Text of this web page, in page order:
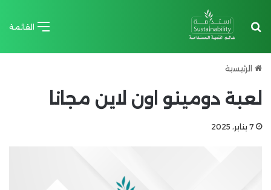
القائمة بحث عن
الرئيسية
لعبة دومينو اون لاين مجانا
7 يناير، 2025